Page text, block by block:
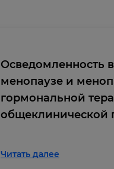
Осведомленность
менопаузе и
гормональной
общеклинической
Читать далее